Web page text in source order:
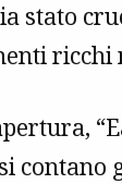
stato